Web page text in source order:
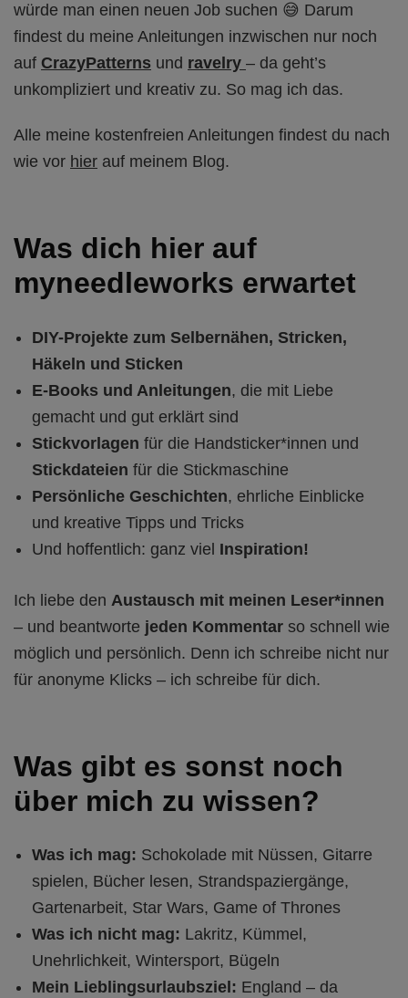
würde man einen neuen Job suchen 😅 Darum
findest du meine Anleitungen inzwischen nur noch
auf CrazyPatterns und ravelry – da geht’s
unkompliziert und kreativ zu. So mag ich das.
Alle meine kostenfreien Anleitungen findest du nach
wie vor hier auf meinem Blog.
Was dich hier auf
myneedleworks erwartet
DIY-Projekte zum Selbernähen, Stricken,
Häkeln und Sticken
E‑Books und Anleitungen, die mit Liebe
gemacht und gut erklärt sind
Stickvorlagen für die Handsticker*innen und
Stickdateien für die Stickmaschine
Persönliche Geschichten, ehrliche Einblicke
und kreative Tipps und Tricks
Und hoffentlich: ganz viel Inspiration!
Ich liebe den Austausch mit meinen Leser*innen
– und beantworte jeden Kommentar so schnell wie
möglich und persönlich. Denn ich schreibe nicht nur
für anonyme Klicks – ich schreibe für dich.
Was gibt es sonst noch
über mich zu wissen?
Was ich mag: Schokolade mit Nüssen, Gitarre
spielen, Bücher lesen, Strandspaziergänge,
Gartenarbeit, Star Wars, Game of Thrones
Was ich nicht mag: Lakritz, Kümmel,
Unehrlichkeit, Wintersport, Bügeln
Mein Lieblingsurlaubsziel: England – da